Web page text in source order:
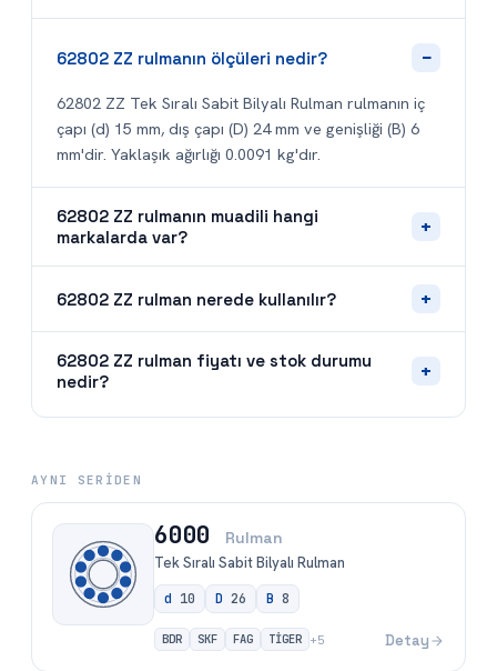
62802 ZZ rulmanın ölçüleri nedir? −
62802 ZZ Tek Sıralı Sabit Bilyalı Rulman rulmanın iç
çapı (d) 15 mm, dış çapı (D) 24 mm ve genişliği (B) 6
mm'dir. Yaklaşık ağırlığı 0.0091 kg'dır.
62802 ZZ rulmanın muadili hangi
markalarda var?
+
62802 ZZ rulman nerede kullanılır? +
62802 ZZ rulman fiyatı ve stok durumu
nedir?
+
AYNI SERIDEN
6000 Rulman
Tek Sıralı Sabit Bilyalı Rulman
d 10 D 26 B 8
BDR SKF FAG TİGER +5 Detay